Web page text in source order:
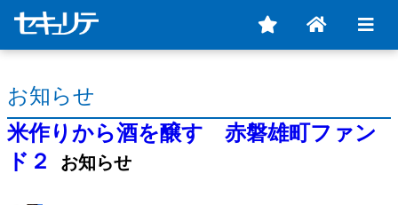
お知らせ
米作りから酒を醸す 赤磐雄町ファン
ド２
お知らせ